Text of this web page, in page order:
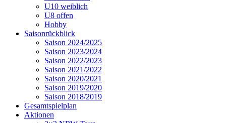
U10 weiblich
U8 offen
Hobby
Saisonrückblick
Saison 2024/2025
Saison 2023/2024
Saison 2022/2023
Saison 2021/2022
Saison 2020/2021
Saison 2019/2020
Saison 2018/2019
Gesamtspielplan
Aktionen